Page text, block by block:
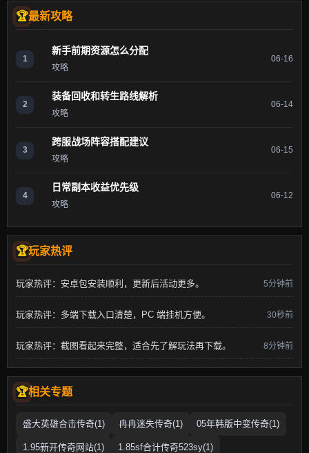
最新攻略
1
新手前期资源怎么分配
攻略
06-16
2
装备回收和转生路线解析
攻略
06-14
3
跨服战场阵容搭配建议
攻略
06-15
4
日常副本收益优先级
攻略
06-12
玩家热评
玩家热评：安卓包安装顺利，更新后活动更多。 5分钟前
玩家热评：多端下载入口清楚，PC 端挂机方便。 30秒前
玩家热评：截图看起来完整，适合先了解玩法再下载。 8分钟前
相关专题
盛大英雄合击传奇(1) 冉冉迷失传奇(1) 05年韩版中变传奇(1)
1.95新开传奇网站(1) 1.85sf合计传奇523sy(1)